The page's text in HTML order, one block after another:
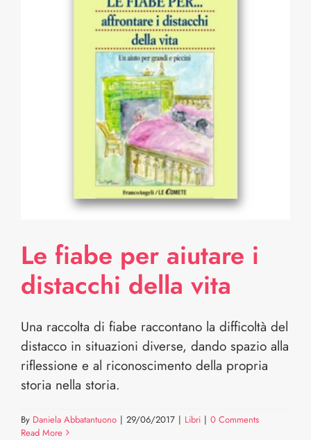
Le fiabe per aiutare i
distacchi della vita
Una raccolta di fiabe raccontano la difficoltà del
distacco in situazioni diverse, dando spazio alla
riflessione e al riconoscimento della propria
storia nella storia.
By Daniela Abbatantuono | 29/06/2017 | Libri | 0 Comments
Read More